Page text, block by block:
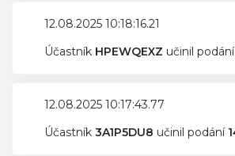
12.08.2025 10:18:16.21
Účastník HPEWQEXZ učinil podání
12.08.2025 10:17:43.77
Účastník 3A1P5DU8 učinil podání